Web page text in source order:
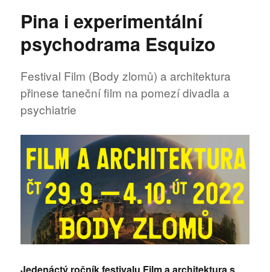
Cirque
Trottola
a
rytmy
Swingu
Pina i experimentální
psychodrama Esquizo
Festival Film (Body zlomů) a architektura
přinese taneční film na pomezí divadla a
psychiatrie